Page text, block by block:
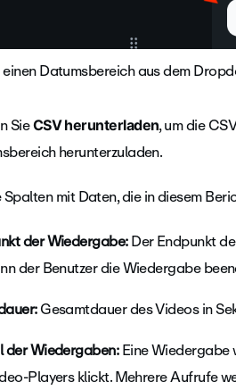
Datumsbereich aus dem
SieCSV herunterladen, um die
herunterzuladen.
Spalten mit Daten, die in diesem
der Wiedergabe:Der Endpunkt
der Benutzer die Wiedergabe
Gesamtdauer des Videos in
der Wiedergaben:Eine Wiedergabe
Players klickt. Mehrere Aufrufe